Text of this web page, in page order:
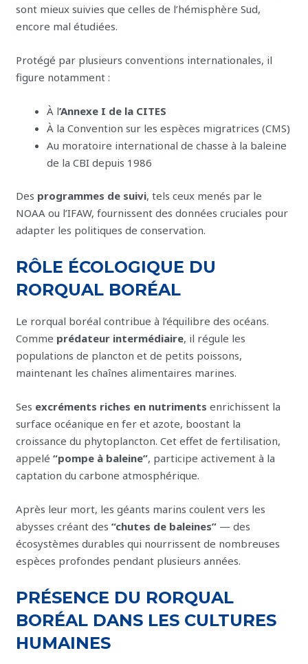
sont mieux suivies que celles de l’hémisphère Sud,
encore mal étudiées.
Protégé par plusieurs conventions internationales, il
figure notamment :
À l’Annexe I de la CITES
À la Convention sur les espèces migratrices (CMS)
Au moratoire international de chasse à la baleine
de la CBI depuis 1986
Des programmes de suivi, tels ceux menés par le
NOAA ou l’IFAW, fournissent des données cruciales pour
adapter les politiques de conservation.
RÔLE ÉCOLOGIQUE DU
RORQUAL BORÉAL
Le rorqual boréal contribue à l’équilibre des océans.
Comme prédateur intermédiaire, il régule les
populations de plancton et de petits poissons,
maintenant les chaînes alimentaires marines.
Ses excréments riches en nutriments enrichissent la
surface océanique en fer et azote, boostant la
croissance du phytoplancton. Cet effet de fertilisation,
appelé“pompe à baleine”, participe activement à la
captation du carbone atmosphérique.
Après leur mort, les géants marins coulent vers les
abysses créant des“chutes de baleines” — des
écosystèmes durables qui nourrissent de nombreuses
espèces profondes pendant plusieurs années.
PRÉSENCE DU RORQUAL
BORÉAL DANS LES CULTURES
HUMAINES